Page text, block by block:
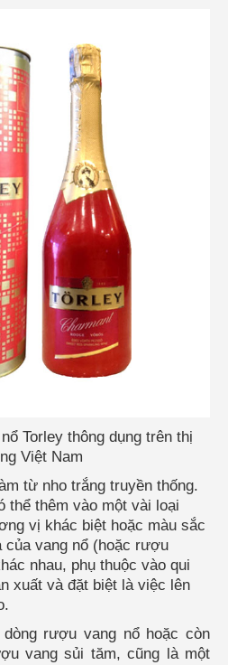
Torley thông dụng trên thị
Việt Nam
từ nho trắng truyền thống.
thể thêm vào một vài loại
vị khác biệt hoặc màu sắc
của vang nổ (hoặc rượu
nhau, phụ thuộc vào qui
xuất và đặt biệt là việc lên
rượu vang nổ hoặc còn
vang sủi tăm, cũng là một